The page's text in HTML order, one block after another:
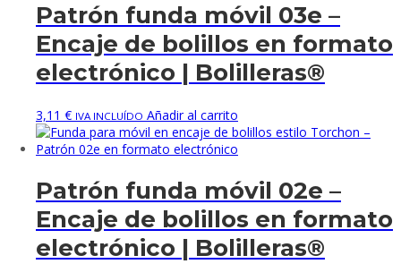
Patrón funda móvil 03e –
Encaje de bolillos en formato
electrónico | Bolilleras®
3,11 € IVA INCLUÍDO Añadir al carrito
Patrón funda móvil 02e –
Encaje de bolillos en formato
electrónico | Bolilleras®